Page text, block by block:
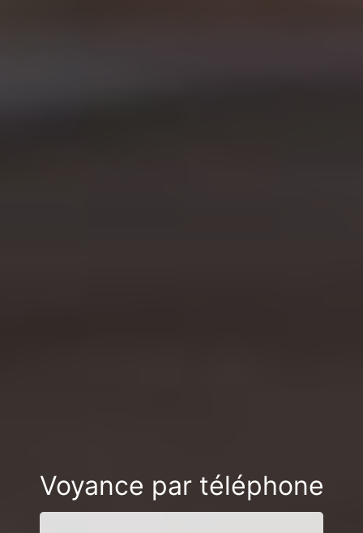
Voyance par téléphone